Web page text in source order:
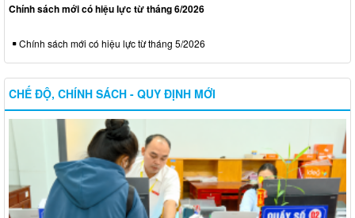
Chính sách mới có hiệu lực từ tháng 6/2026
Chính sách mới có hiệu lực từ tháng 5/2026
CHẾ ĐỘ, CHÍNH SÁCH - QUY ĐỊNH MỚI